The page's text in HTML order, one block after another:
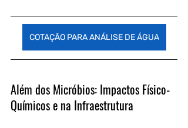
COTAÇÃO PARA ANÁLISE DE ÁGUA
Além dos Micróbios: Impactos Físico-
Químicos e na Infraestrutura